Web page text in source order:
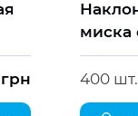
грн
миска
400 шт.